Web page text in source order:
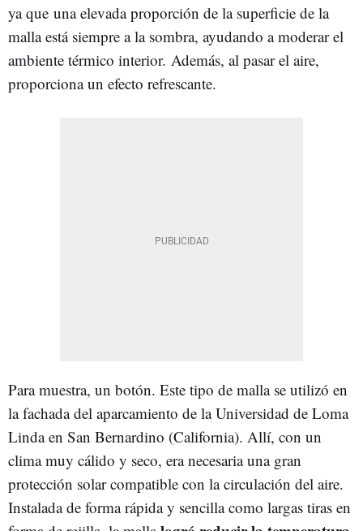
ya que una elevada proporción de la superficie de la
malla está siempre a la sombra, ayudando a moderar el
ambiente térmico interior. Además, al pasar el aire,
proporciona un efecto refrescante.
Para muestra, un botón. Este tipo de malla se utilizó en
la fachada del aparcamiento de la Universidad de Loma
Linda en San Bernardino (California). Allí, con un
clima muy cálido y seco, era necesaria una gran
protección solar compatible con la circulación del aire.
Instalada de forma rápida y sencilla como largas tiras en